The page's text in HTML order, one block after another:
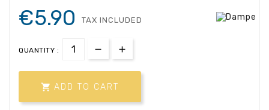
€5.90 TAX INCLUDED
QUANTITY :
 ADD TO CART